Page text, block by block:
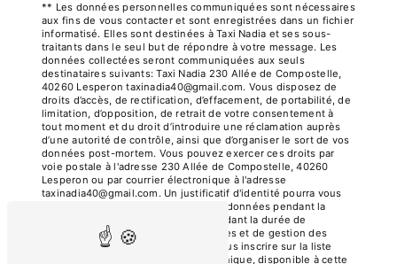
** Les données personnelles communiquées sont nécessaires
aux fins de vous contacter et sont enregistrées dans un fichier
informatisé. Elles sont destinées à Taxi Nadia et ses sous-
traitants dans le seul but de répondre à votre message. Les
données collectées seront communiquées aux seuls
destinataires suivants: Taxi Nadia 230 Allée de Compostelle,
40260 Lesperon taxinadia40@gmail.com. Vous disposez de
droits d’accès, de rectification, d’effacement, de portabilité, de
limitation, d’opposition, de retrait de votre consentement à
tout moment et du droit d’introduire une réclamation auprès
d’une autorité de contrôle, ainsi que d’organiser le sort de vos
données post-mortem. Vous pouvez exercer ces droits par
voie postale à l'adresse 230 Allée de Compostelle, 40260
Lesperon ou par courrier électronique à l'adresse
taxinadia40@gmail.com. Un justificatif d'identité pourra vous
être demandé. Nous conservons vos données pendant la
période de prise de contact puis pendant la durée de
prescription légale aux fins probatoires et de gestion des
contentieux. Vous avez le droit de vous inscrire sur la liste
d'opposition au démarchage téléphonique, disponible à cette